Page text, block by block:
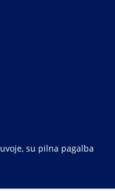
su pilna pagalba